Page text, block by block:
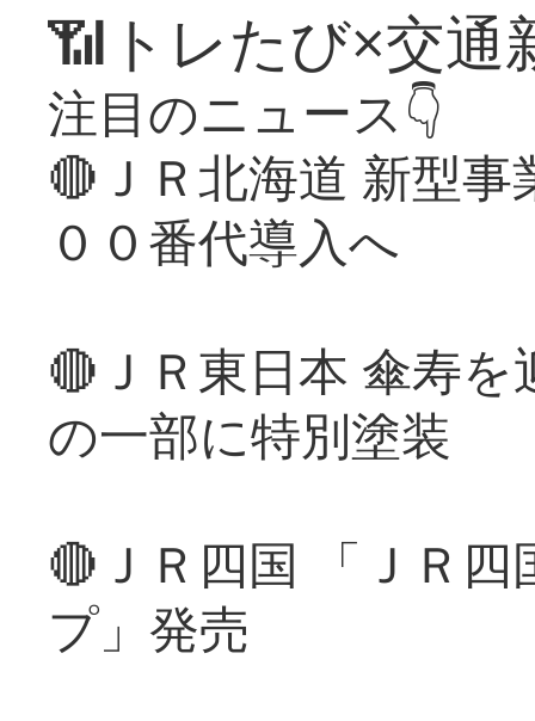
📶トレたび×交通
注目のニュース👇
🔴ＪＲ北海道 新型
００番代導入へ
🔴ＪＲ東日本 傘寿
の一部に特別塗装
🔴ＪＲ四国 「ＪＲ
プ」発売